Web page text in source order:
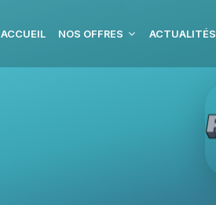
ACCUEIL NOS OFFRES ACTUALITÉS